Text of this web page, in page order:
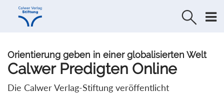
Direkt
Direkt
Orientierung geben in einer globalisierten Welt
Calwer Predigten Online
Die Calwer Verlag-Stiftung veröffentlicht